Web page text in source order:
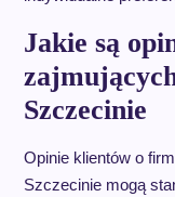
Jakie są
Szczecinie
Opinie klientów o
Szczecinie mogą